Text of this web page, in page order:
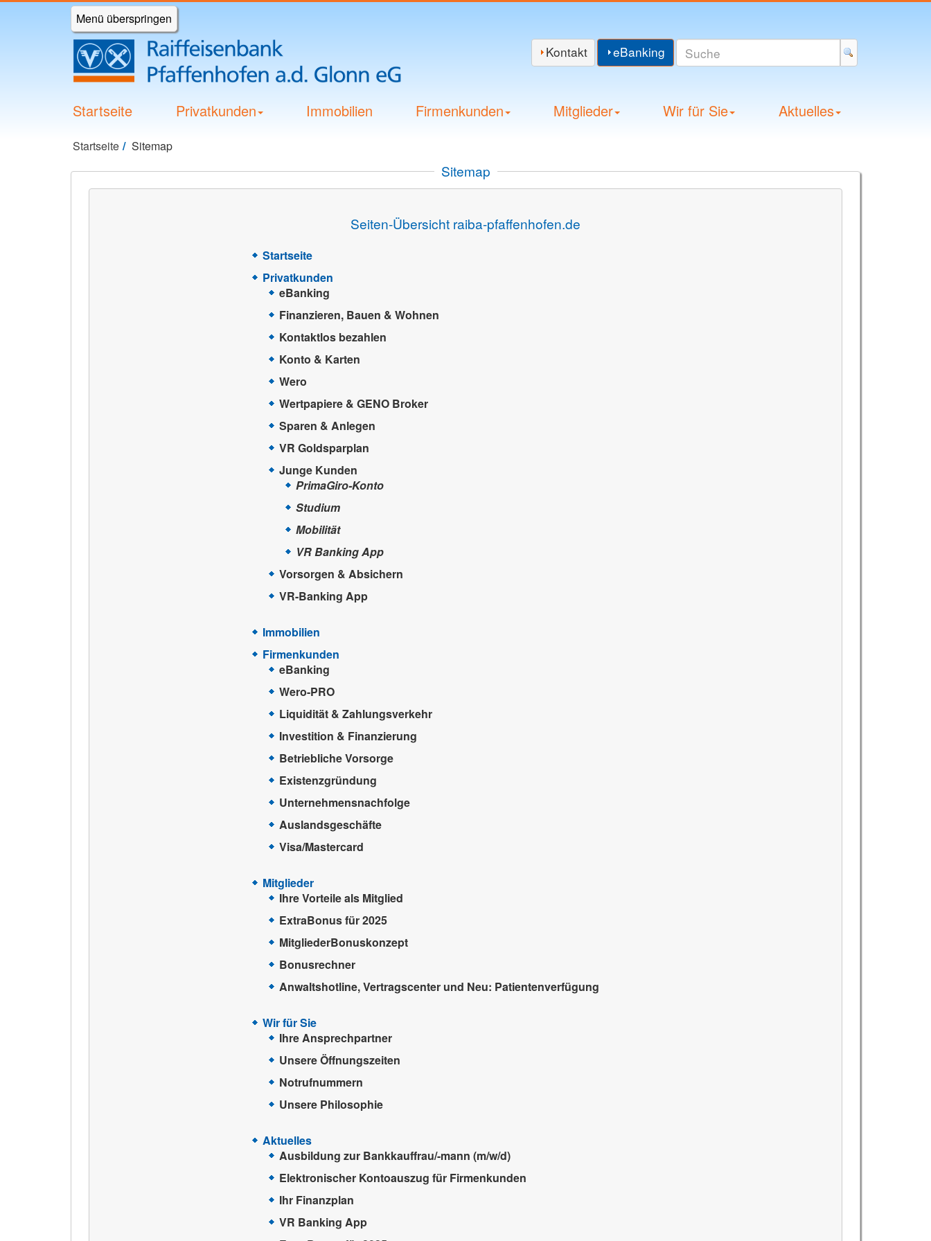
Menü überspringen
Kontakt eBanking
Startseite Privatkunden Immobilien Firmenkunden Mitglieder Wir für Sie Aktuelles
Startseite Sitemap
Sitemap
Seiten-Übersicht raiba-pfaffenhofen.de
Startseite
Privatkunden
eBanking
Finanzieren, Bauen & Wohnen
Kontaktlos bezahlen
Konto & Karten
Wero
Wertpapiere & GENO Broker
Sparen & Anlegen
VR Goldsparplan
Junge Kunden
PrimaGiro-Konto
Studium
Mobilität
VR Banking App
Vorsorgen & Absichern
VR-Banking App
Immobilien
Firmenkunden
eBanking
Wero-PRO
Liquidität & Zahlungsverkehr
Investition & Finanzierung
Betriebliche Vorsorge
Existenzgründung
Unternehmensnachfolge
Auslandsgeschäfte
Visa/Mastercard
Mitglieder
Ihre Vorteile als Mitglied
ExtraBonus für 2025
MitgliederBonuskonzept
Bonusrechner
Anwaltshotline, Vertragscenter und Neu: Patientenverfügung
Wir für Sie
Ihre Ansprechpartner
Unsere Öffnungszeiten
Notrufnummern
Unsere Philosophie
Aktuelles
Ausbildung zur Bankkauffrau/-mann (m/w/d)
Elektronischer Kontoauszug für Firmenkunden
Ihr Finanzplan
VR Banking App